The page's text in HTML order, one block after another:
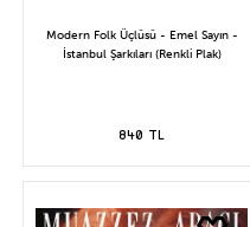
Modern Folk Üçlüsü - Emel Sayın -
İstanbul Şarkıları (Renkli Plak)
840 TL